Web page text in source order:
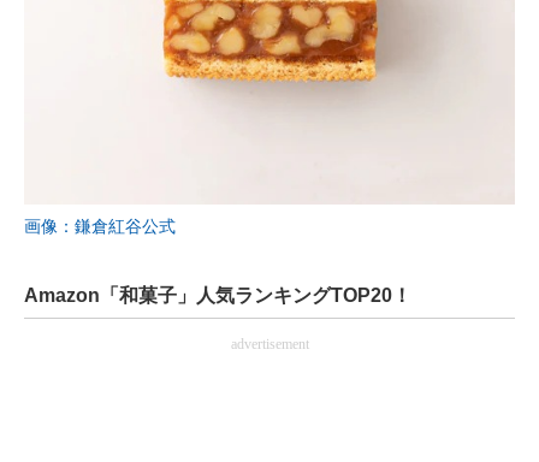
画像：鎌倉紅谷公式
Amazon「和菓子」人気ランキングTOP20！
advertisement